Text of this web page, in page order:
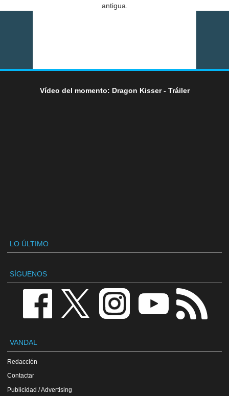
antigua.
Vídeo del momento: Dragon Kisser - Tráiler
LO ÚLTIMO
SÍGUENOS
VANDAL
Redacción
Contactar
Publicidad / Advertising